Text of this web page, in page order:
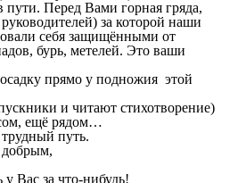
Перед Вами горная гряда,
за которой наши
себя защищёнными от
бурь, метелей. Это ваши
прямо у подножия этой
и читают стихотворение)
ещё рядом…
путь.
за что-нибудь!